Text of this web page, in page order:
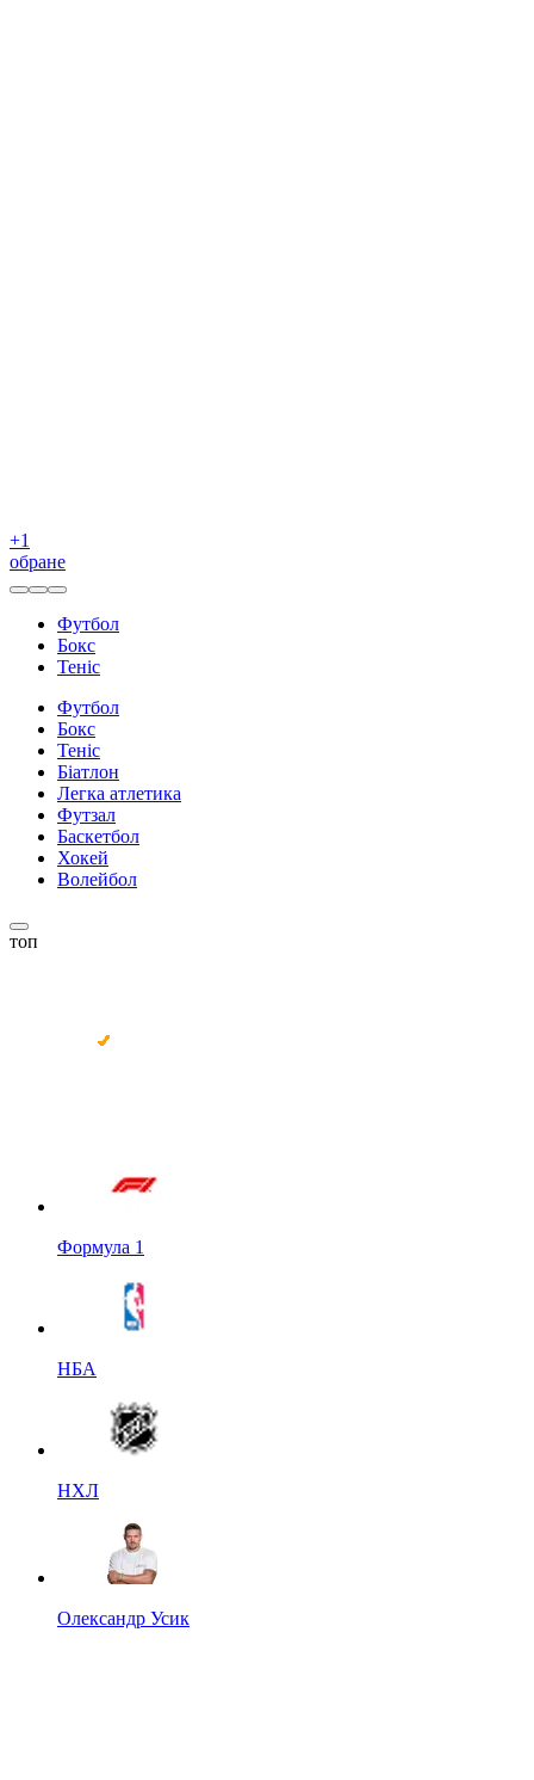
+1
обране
Футбол
Бокс
Теніс
Футбол
Бокс
Теніс
Біатлон
Легка атлетика
Футзал
Баскетбол
Хокей
Волейбол
топ
Формула 1
НБА
НХЛ
Олександр Усик